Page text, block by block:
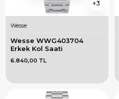
3
Wesse
Wesse WWG403704
Erkek Kol Saati
6.840,00 TL